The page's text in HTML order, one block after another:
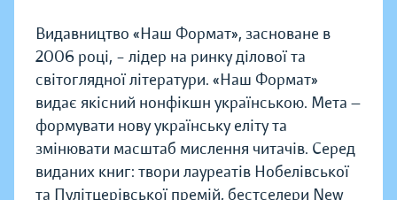
Видавництво «Наш Формат», засноване в
2006 році, – лідер на ринку ділової та
світоглядної літератури. «Наш Формат»
видає якісний нонфікшн українською. Мета —
формувати нову українську еліту та
змінювати масштаб мислення читачів. Серед
виданих книг: твори лауреатів Нобелівської
та Пулітцерівської премій, бестселери New